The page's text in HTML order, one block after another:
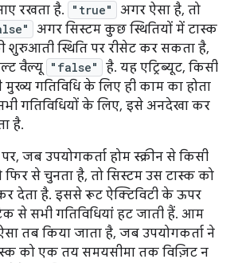
रखता है.
"true"
अगर ऐसा है, तो
अगर सिस्टम कुछ स्थितियों में टास्क
शुरुआती स्थिति पर रीसेट कर सकता है,
वैल्यू "false"
है. यह एट्रिब्यूट, किसी
मुख्य गतिविधि के लिए ही काम का होता
गतिविधियों के लिए, इसे अनदेखा कर
है.
जब उपयोगकर्ता होम स्क्रीन से किसी
फिर से चुनता है, तो सिस्टम उस टास्क को
देता है. इससे रूट ऐक्टिविटी के ऊपर
से सभी गतिविधियां हट जाती हैं. आम
तब किया जाता है, जब उपयोगकर्ता ने
को एक तय समयसीमा तक विज़िट न